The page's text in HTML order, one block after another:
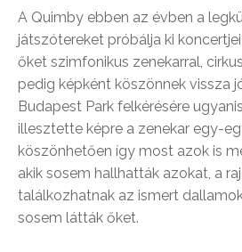
A Quimby ebben az évben a
játszótereket próbálja ki
őket szimfonikus zenekarral,
pedig képként köszönnek vissza
Budapest Park felkérésére
illesztette képre a zenekar egy-
köszönhetően így most azok is
akik sosem hallhatták azokat, a
találkozhatnak az ismert
sosem látták őket.